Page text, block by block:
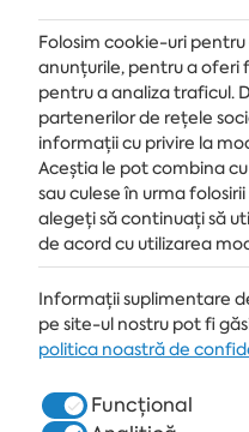
Folosim cookie-uri
anunțurile, pentru a oferi
pentru a analiza traficul.
partenerilor de rețele
informații cu privire la
Aceștia le pot combina
sau culese în urma
alegeți să continuați să
de acord cu utilizarea
Informații suplimentare
pe site-ul nostru pot fi
politica noastră de
Funcțional